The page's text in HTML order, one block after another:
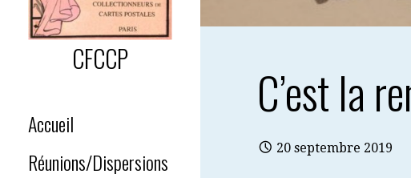
CFCCP
Accueil
Réunions/Dispersions
C’est la
20 septembre 2019